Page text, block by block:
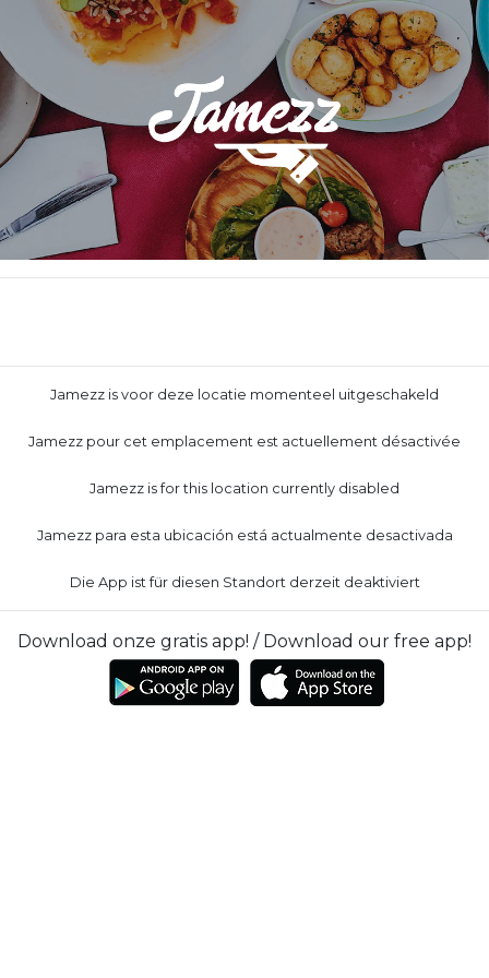
Jamezz is voor deze locatie momenteel uitgeschakeld
Jamezz pour cet emplacement est actuellement désactivée
Jamezz is for this location currently disabled
Jamezz para esta ubicación está actualmente desactivada
Die App ist für diesen Standort derzeit deaktiviert
Download onze gratis app! / Download our free app!